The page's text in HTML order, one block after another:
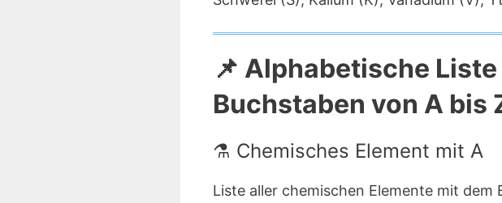
📌 Alphabetische
Buchstaben von A bis
⚗️ Chemisches Element mit A
Liste aller chemischen Elemente mit